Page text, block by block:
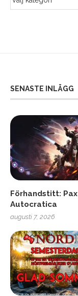
SENASTE INLÄGG
Förhandstitt: Pax
Autocratica
augusti 7, 2026